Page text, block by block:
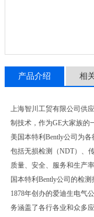
产品介绍 相
上海智川工贸有限公司供
制技术，作为GE大家族的
美国本特利Bently公司为
包括无损检测（NDT）、
质量、安全、服务和生产
国本特利Bently公司的检
1878年创办的爱迪生电气
务涵盖了各行各业和众多